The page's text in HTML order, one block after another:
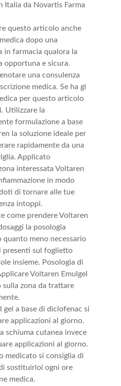
Italia da Novartis Farma
questo articolo anche
dopo una
in farmacia qualora la
opportuna e sicura.
una consulenza
medica. Se ha gi
per questo articolo
Utilizzare la
formulazione a base
la soluzione ideale per
rapidamente da una
Applicato
interessata Voltaren
in modo
di tornare alle tue
intoppi.
come prendere Voltaren
la posologia
quanto meno necessario
presenti sul foglietto
insieme. Posologia di
Voltaren Emulgel
sulla zona da trattare
a base di diclofenac si
applicazioni al giorno.
schiuma cutanea invece
applicazioni al giorno.
medicato si consiglia di
sostituirloi ogni ore
medica.